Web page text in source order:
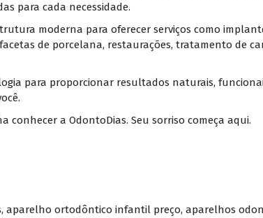
para cada necessidade.
moderna para oferecer serviços como
de porcelana, restaurações, tratamento de
para proporcionar resultados naturais,
conhecer a OdontoDias. Seu sorriso começa aqui.
, aparelho ortodôntico infantil preço, aparelhos